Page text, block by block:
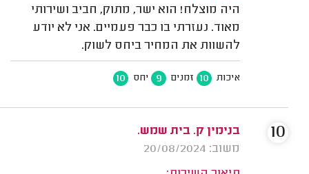
היה מוצלח! הוא ישר, מתוק, חביב ושירותי
מאוד. נעזרתי בו כבר פעמיים. אני לא יודע
להשוות את המחיר ביחס לשוק.
איכות 10 זמנים 9 יחס 10
בנימין ק. בית שמש.
משוב: 20/08/2024
10